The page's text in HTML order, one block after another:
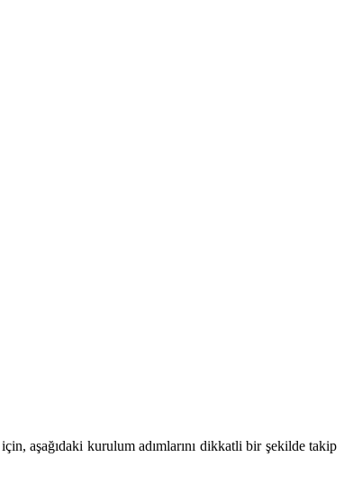
aşağıdaki kurulum adımlarını dikkatli bir şekilde takip